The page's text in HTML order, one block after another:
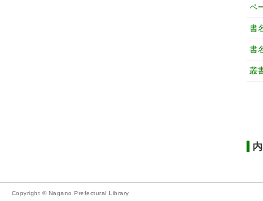
ペ
書
書
叢
Copyright © Nagano Prefectural Library